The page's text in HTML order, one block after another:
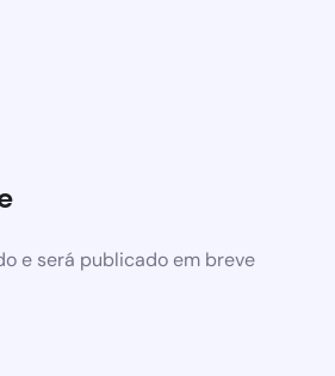
e será publicado em breve